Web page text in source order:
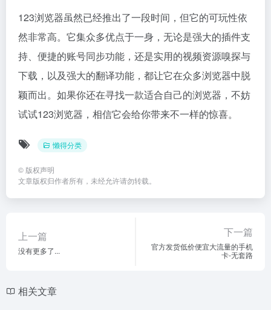
123浏览器虽然已经推出了一段时间，但它的可玩性依
然非常高。它集众多优点于一身，无论是强大的插件支
持、便捷的账号同步功能，还是实用的视频资源嗅探与
下载，以及强大的翻译功能，都让它在众多浏览器中脱
颖而出。如果你还在寻找一款适合自己的浏览器，不妨
试试123浏览器，相信它会给你带来不一样的惊喜。
懒得分类
© 版权声明
文章版权归作者所有，未经允许请勿转载。
上一篇
没有更多了...
下一篇
官方发货低价便宜大流量的手机
卡-无套路
相关文章